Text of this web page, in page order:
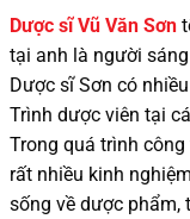
Dược sĩVũ Văn Sơn
tại anh là người
Dược sĩSơn có nhiều
Trình dược viên tại
Trong quá trình công
rất nhiều kinh
sống về dược phẩm,